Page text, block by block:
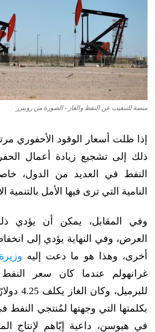
منصة للتنقيب عن النفط والغاز - الصورة من رويترز
إذا ظلت أسعار الوقود الأحفوري
ذلك إلى تشجيع زيادة أعمال
النفط في العديد من الدول،
النامية التي ترى فيها الأمل بالتنمية
وفي المقابل، يمكن أن يؤدي
العرض، وفي النهاية يؤدي إلى
أخرى، وهذا هو ما دعت إليه
للبرميل،
بكلمتها التي وجهتها لمُنتجي النفط
في هيوسن، داعية إيّاهم لإنتاج